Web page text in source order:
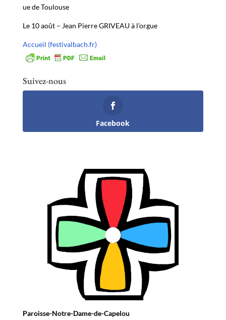
ue de Toulouse
Le 10 août – Jean Pierre GRIVEAU à l’orgue
Accueil (festivalbach.fr)
Suivez-nous
Facebook
Paroisse-Notre-Dame-de-Capelou